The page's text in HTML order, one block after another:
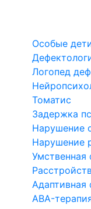
Особые
Логопед
Томатис
Задержка
Нарушение
Нарушение
Умственная
Адаптивная
ABA-